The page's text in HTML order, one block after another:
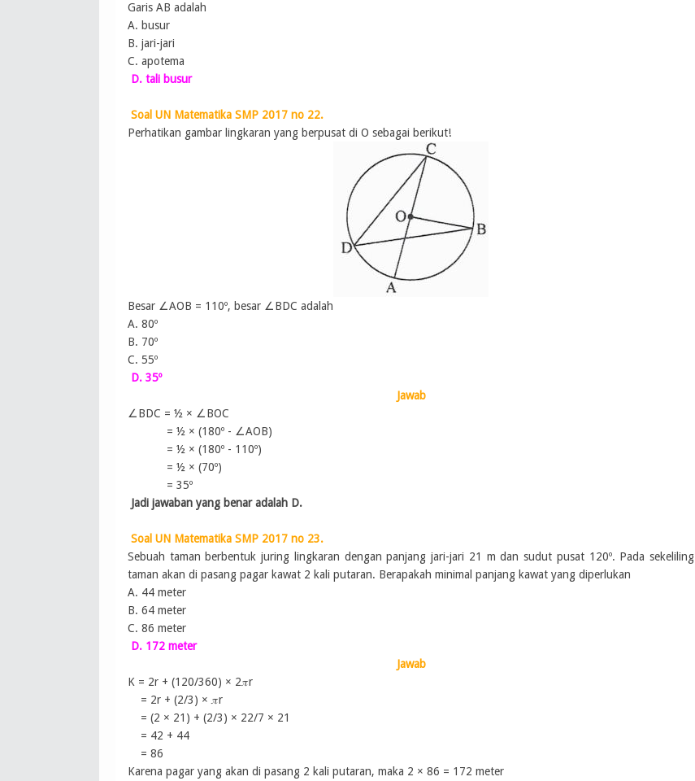
Garis AB adalah
A. busur
B. jari-jari
C. apotema
D. tali busur
Soal UN Matematika SMP 2017 no 22.
Perhatikan gambar lingkaran yang berpusat di O sebagai berikut!
Besar ∠AOB = 110º, besar ∠BDC adalah
A. 80º
B. 70º
C. 55º
D. 35º
Jawab
∠BDC = ½ × ∠BOC
= ½ × (180º - ∠AOB)
= ½ × (180º - 110º)
= ½ × (70º)
= 35º
Jadi jawaban yang benar adalah D.
Soal UN Matematika SMP 2017 no 23.
Sebuah taman berbentuk juring lingkaran dengan panjang jari-jari 21 m dan sudut pusat 120º. Pada sekeliling
taman akan di pasang pagar kawat 2 kali putaran. Berapakah minimal panjang kawat yang diperlukan
A. 44 meter
B. 64 meter
C. 86 meter
D. 172 meter
Jawab
K = 2r + (120/360) × 2𝜋r
= 2r + (2/3) × 𝜋r
= (2 × 21) + (2/3) × 22/7 × 21
= 42 + 44
= 86
Karena pagar yang akan di pasang 2 kali putaran, maka 2 × 86 = 172 meter